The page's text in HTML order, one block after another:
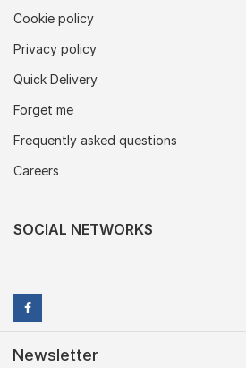
Cookie policy
Privacy policy
Quick Delivery
Forget me
Frequently asked questions
Careers
SOCIAL NETWORKS
Newsletter